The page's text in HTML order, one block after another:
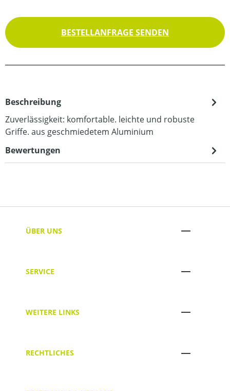
BESTELLANFRAGE SENDEN
Beschreibung
Zuverlässigkeit: komfortable. leichte und robuste
Griffe. aus geschmiedetem Aluminium
Bewertungen
ÜBER UNS
SERVICE
WEITERE LINKS
RECHTLICHES